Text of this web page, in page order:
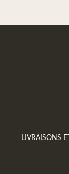
LIVRAISONS